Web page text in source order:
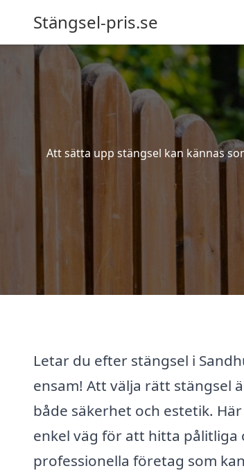
Stängsel-pris.se
Att sätta upp stängsel kan kännas
Letar du efter stängsel i
ensam! Att välja rätt stängsel
både säkerhet och estetik.
enkel väg för att hitta pålitliga
professionella företag som